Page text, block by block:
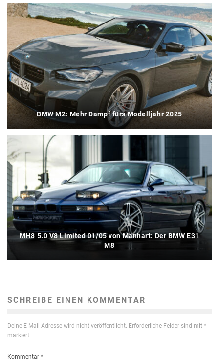
BMW M2: Mehr Dampf fürs Modelljahr 2025
MH8 5.0 V8 Limited 01/05 von Manhart: Der BMW E31
M8
SCHREIBE EINEN KOMMENTAR
Deine E-Mail-Adresse wird nicht veröffentlicht. Erforderliche Felder sind mit *
markiert
Kommentar *